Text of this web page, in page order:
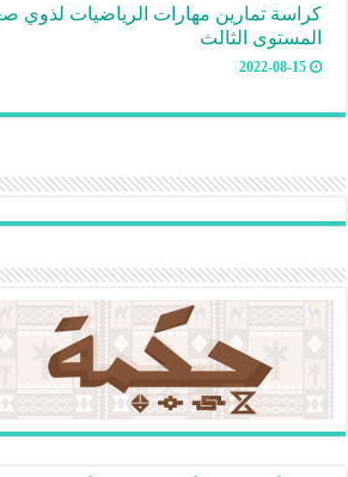
كراسة تمارين مهارات الرياضيات لذوي
المستوى الثالث
2022-08-15